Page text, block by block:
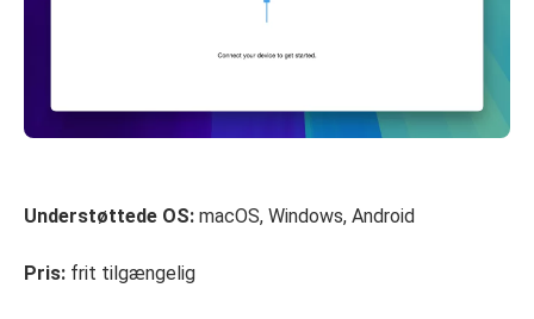
Understøttede OS: macOS, Windows, Android
Pris: frit tilgængelig